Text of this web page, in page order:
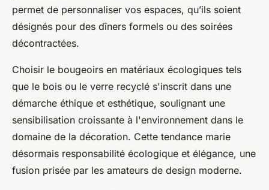
permet de personnaliser vos espaces, qu’ils soient
désignés pour des dîners formels ou des soirées
décontractées.
Choisir le bougeoirs en matériaux écologiques tels
que le bois ou le verre recyclé s'inscrit dans une
démarche éthique et esthétique, soulignant une
sensibilisation croissante à l'environnement dans le
domaine de la décoration. Cette tendance marie
désormais responsabilité écologique et élégance, une
fusion prisée par les amateurs de design moderne.